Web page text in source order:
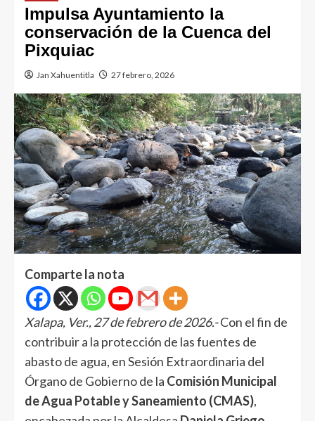
Impulsa Ayuntamiento la
conservación de la Cuenca del
Pixquiac
Jan Xahuentitla 27 febrero, 2026
Comparte la nota
Xalapa, Ver., 27 de febrero de 2026.-Con el fin de
contribuir a la protección de las fuentes de
abasto de agua, en Sesión Extraordinaria del
Órgano de Gobierno de la Comisión Municipal
de Agua Potable y Saneamiento (CMAS),